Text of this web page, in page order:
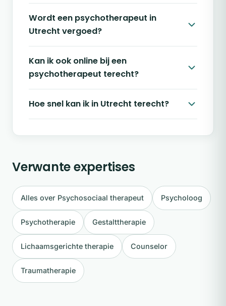
Wordt een psychotherapeut in
Utrecht vergoed?
Kan ik ook online bij een
psychotherapeut terecht?
Hoe snel kan ik in Utrecht terecht?
Verwante expertises
Alles over Psychosociaal therapeut Psycholoog
Psychotherapie Gestalttherapie
Lichaamsgerichte therapie Counselor
Traumatherapie